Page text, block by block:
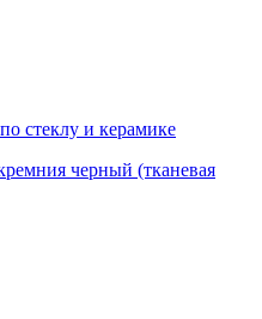
стеклу и керамике
черный (тканевая